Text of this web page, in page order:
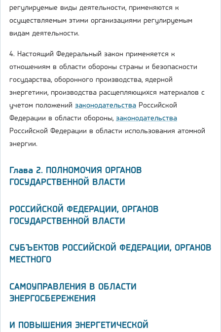
регулируемые виды деятельности, применяются к
осуществляемым этими организациями регулируемым
видам деятельности.
4. Настоящий Федеральный закон применяется к
отношениям в области обороны страны и безопасности
государства, оборонного производства, ядерной
энергетики, производства расщепляющихся материалов с
учетом положений законодательства Российской
Федерации в области обороны, законодательства
Российской Федерации в области использования атомной
энергии.
Глава 2. ПОЛНОМОЧИЯ ОРГАНОВ
ГОСУДАРСТВЕННОЙ ВЛАСТИ
РОССИЙСКОЙ ФЕДЕРАЦИИ, ОРГАНОВ
ГОСУДАРСТВЕННОЙ ВЛАСТИ
СУБЪЕКТОВ РОССИЙСКОЙ ФЕДЕРАЦИИ, ОРГАНОВ
МЕСТНОГО
САМОУПРАВЛЕНИЯ В ОБЛАСТИ
ЭНЕРГОСБЕРЕЖЕНИЯ
И ПОВЫШЕНИЯ ЭНЕРГЕТИЧЕСКОЙ